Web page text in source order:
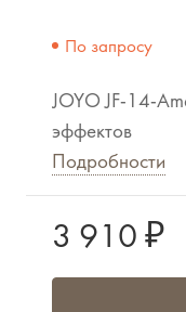
По запросу
JOYO JF-14-
эффектов
Подробности
3 910 ₽